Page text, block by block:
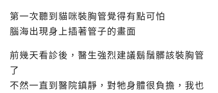
第一次聽到貓咪裝胸管覺得有點可怕
腦海出現身上插著管子的畫面
前幾天看診後，醫生強烈建議鬍鬚髒該裝胸管
了
不然一直到醫院鎮靜，對牠身體很負擔，我也